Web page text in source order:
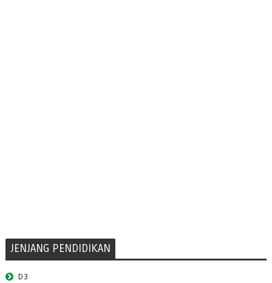
JENJANG PENDIDIKAN
D3